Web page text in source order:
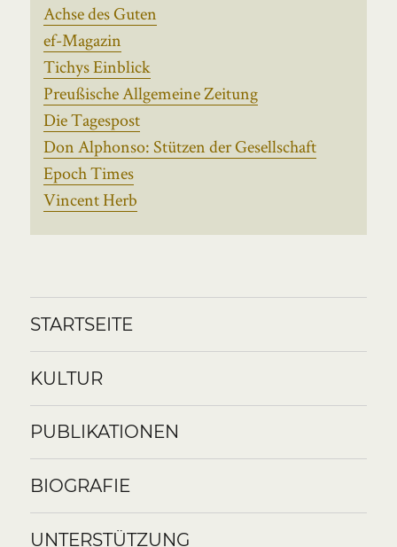
Achse des Guten
ef-Magazin
Tichys Einblick
Preußische Allgemeine Zeitung
Die Tagespost
Don Alphonso: Stützen der Gesellschaft
Epoch Times
Vincent Herb
STARTSEITE
KULTUR
PUBLIKATIONEN
BIOGRAFIE
UNTERSTÜTZUNG